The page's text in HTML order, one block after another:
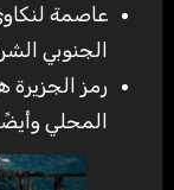
عاصمة
الجنوبي
رمز الجزيرة
المحلي